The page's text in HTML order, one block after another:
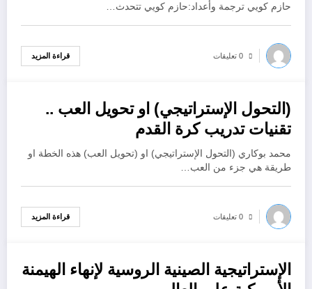
حازم كويي ترجمة وأعداد:حازم كويي تتحدث…
0 تعليقات قراءة المزيد
أكتوبر 18, 2022
(التحول الإستراتيجي) او تحويل العب ..
تقنيات تدريب كرة القدم
محمد بوكاري (التحول الإستراتيجي) او (تحويل العب) هذه الخطة او
طريقة هي جزء من العب…
0 تعليقات قراءة المزيد
أكتوبر 18, 2022
الإستراتيجية الصينية الروسية لإنهاء الهيمنة